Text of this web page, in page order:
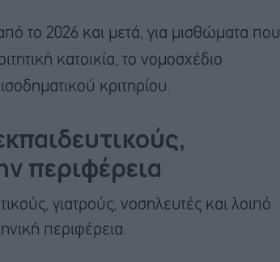
το 2026 και μετά, για μισθώματα που
κατοικία, το νομοσχέδιο
κριτηρίου.
περιφέρεια
γιατρούς, νοσηλευτές και λοιπό
περιφέρεια.